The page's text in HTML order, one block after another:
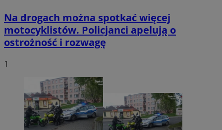
Na drogach można spotkać więcej
motocyklistów. Policjanci apelują o
ostrożność i rozwagę
1